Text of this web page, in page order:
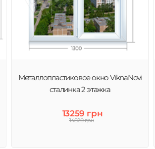
Металлопластиковое окно ViknaNovi
сталинка 2 этажка
13259 грн
14820 грн